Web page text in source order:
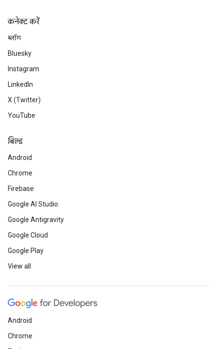
कनेक्ट करें
ब्लॉग
Bluesky
Instagram
LinkedIn
X (Twitter)
YouTube
बिल्ड
Android
Chrome
Firebase
Google AI Studio
Google Antigravity
Google Cloud
Google Play
View all
Android
Chrome